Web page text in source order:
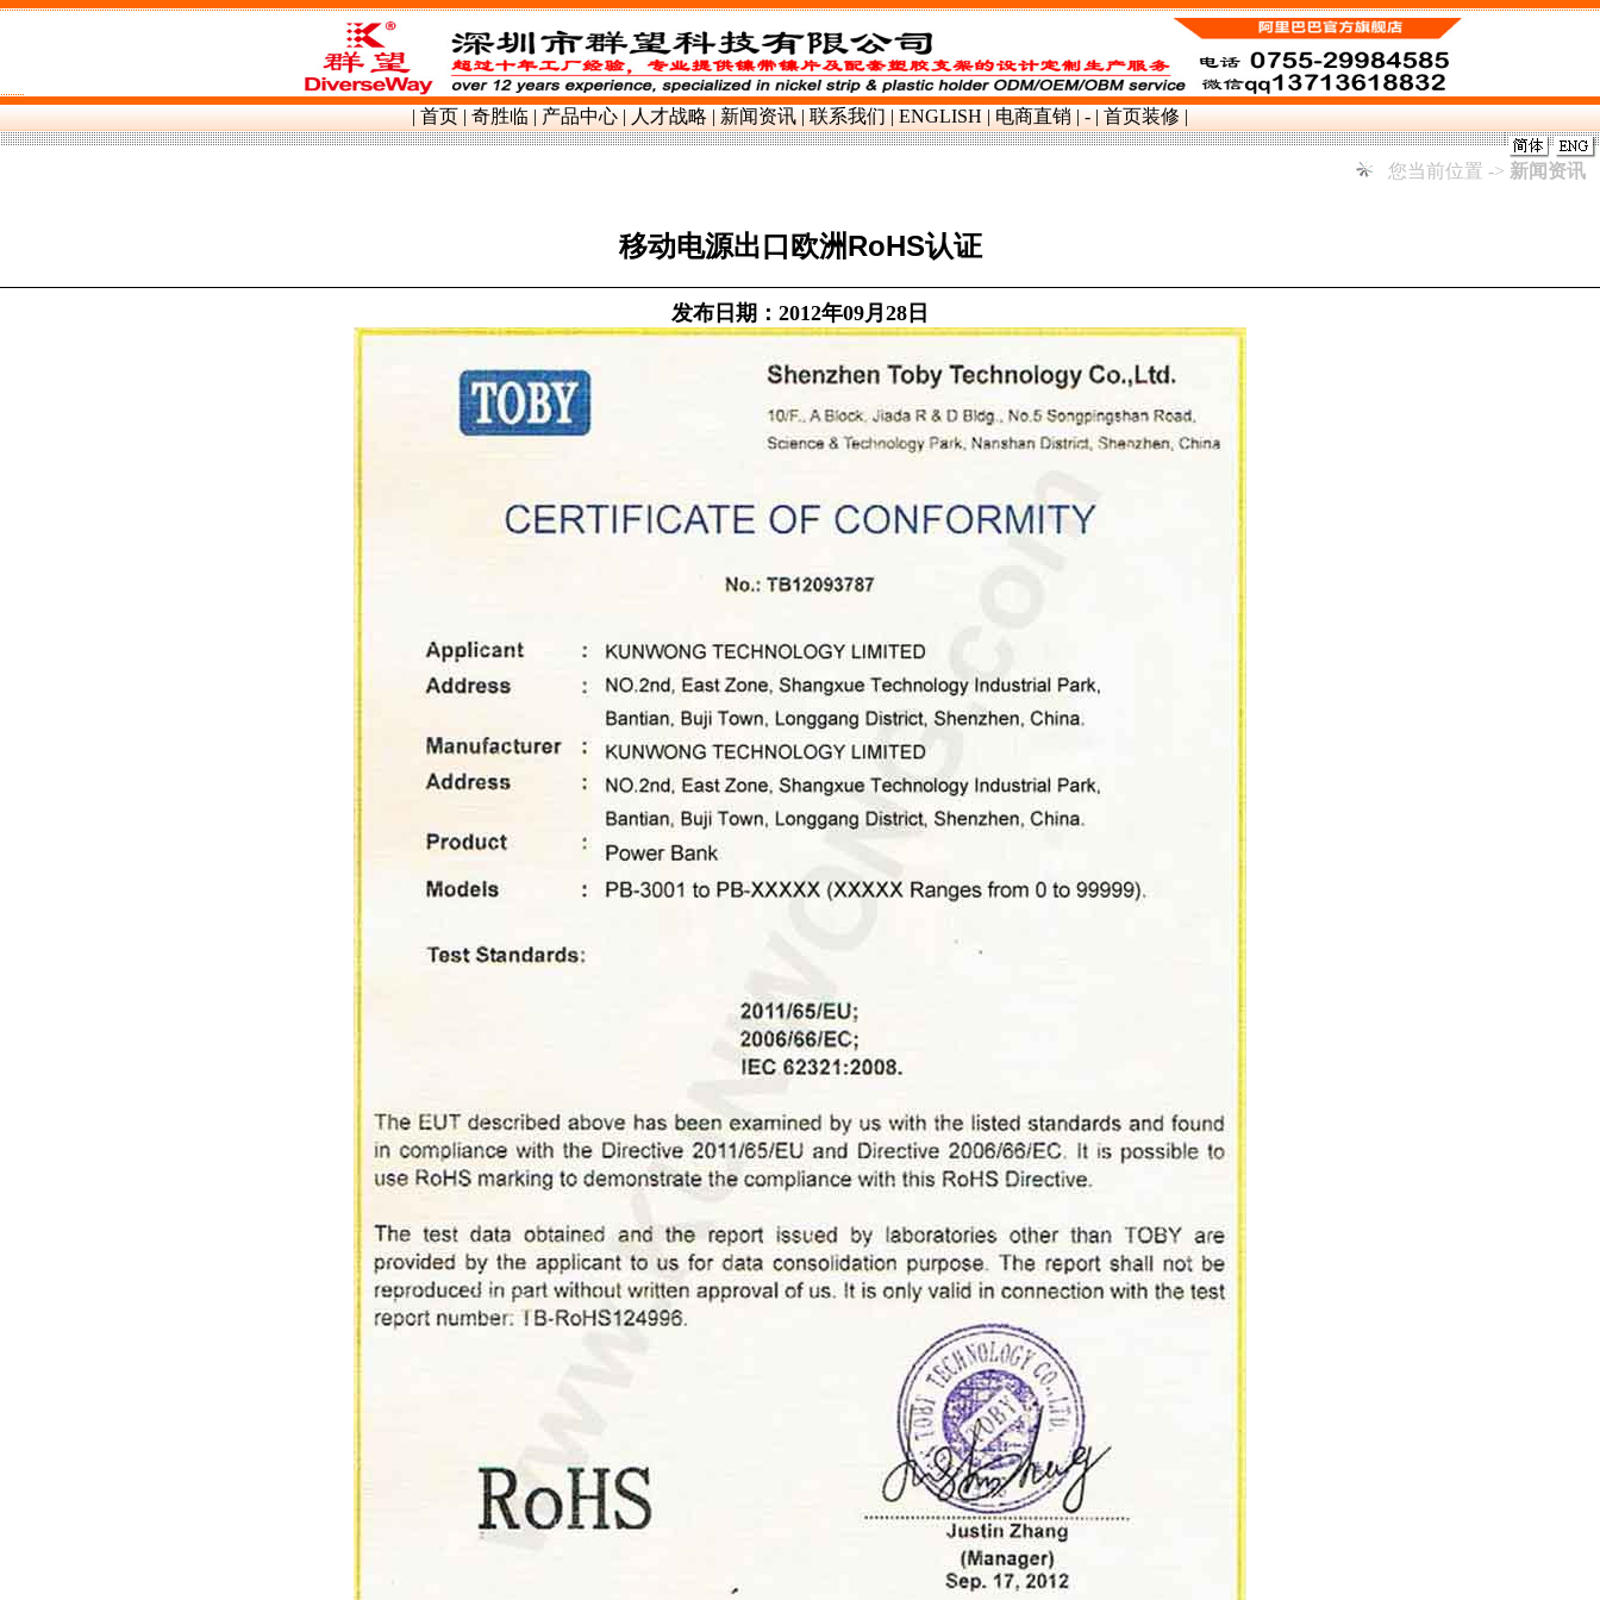
群望镍带镍片,铜铝镍,镀镍钢,电池支架配件
|首页|奇胜临|产品中心|人才战略|新闻资讯|联系我们|ENGLISH|电商直销|-|首页装修|
您当前位置 -> 新闻资讯
移动电源出口欧洲RoHS认证
发布日期：2012年09月28日